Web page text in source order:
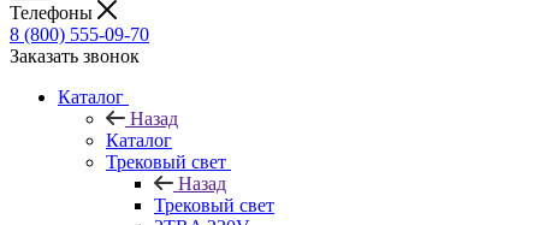
Телефоны
8 (800) 555-09-70
Заказать звонок
Каталог
Назад
Каталог
Трековый свет
Назад
Трековый свет